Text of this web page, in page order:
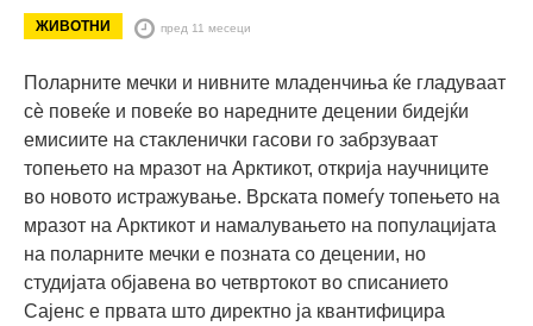
ЖИВОТНИ пред 11 месеци
Поларните мечки и нивните младенчиња ќе гладуваат
сѐ повеќе и повеќе во наредните децении бидејќи
емисиите на стакленички гасови го забрзуваат
топењето на мразот на Арктикот, открија научниците
во новото истражување. Врската помеѓу топењето на
мразот на Арктикот и намалувањето на популацијата
на поларните мечки е позната со децении, но
студијата објавена во четвртокот во списанието
Сајенс е првата што директно ја квантифицира